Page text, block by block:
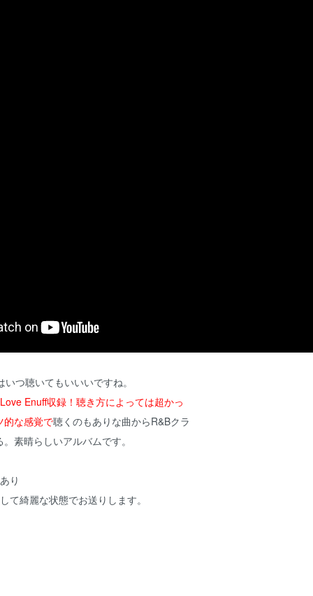
つ聴いてもいいいですね。
Enuff収録！聴き方によっては超かっ
的な感覚で聴くのもありな曲からR&Bクラ
素晴らしいアルバムです。
り
て綺麗な状態でお送りします。